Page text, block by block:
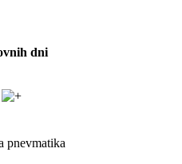
dni
pnevmatika